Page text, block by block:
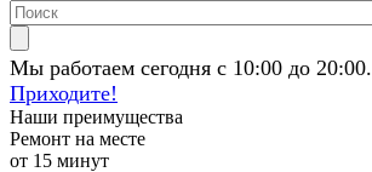
Мы работаем сегодня с 10:00 до 20:00.
Приходите!
Наши преимущества
Ремонт на месте
от 15 минут